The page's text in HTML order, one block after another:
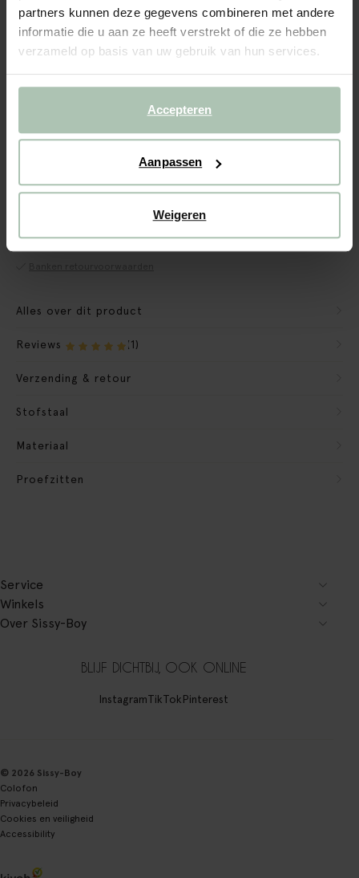
partners kunnen deze gegevens combineren met andere
informatie die u aan ze heeft verstrekt of die ze hebben
verzameld op basis van uw gebruik van hun services.
Accepteren
Aanpassen
Weigeren
3 Extra's + toevoegen
VOEG TOE AAN WINKELMAND
CBW garantie
We maken de bank gebruiksklaar
Verpakkingsmateriaal nemen we mee
Alles over dit product
Reviews (1)
Verzending & retour
Stofstaal
Materiaal
Proefzitten
Service
Winkels
Over Sissy-Boy
BLIJF DICHTBIJ, OOK ONLINE
InstagramTikTokPinterest
© 2026 Sissy-Boy
Colofon
Privacybeleid
Cookies en veiligheid
Accessibility